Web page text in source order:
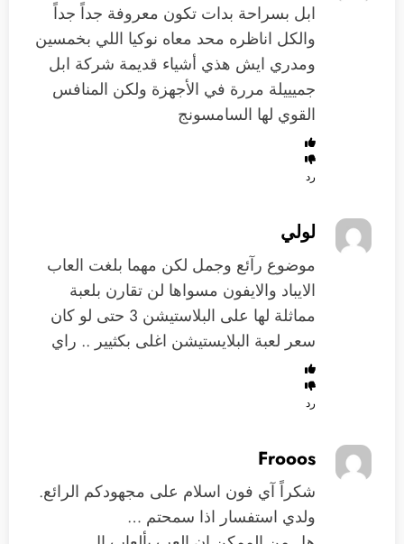
ابل بسراحة بدات تكون معروفة جداً جداً
والكل اناظره محد معاه نوكيا اللي بخمسين
ومدري ايش هذي أشياء قديمة شركة ابل
جميييلة مررة في الأجهزة ولكن المنافس
القوي لها السامسونج
رد
لولي
موضوع رآئع وجمل لكن مهما بلغت العاب
الايباد والايفون مسواها لن تقارن بلعبة
مماثلة لها على البلاستيشن 3 حتى لو كان
سعر لعبة البلايستيشن اغلى بكثيير .. راي
رد
Frooos
شكراً آي فون اسلام على مجهودكم الرائع.
ولدي استفسار اذا سمحتم …